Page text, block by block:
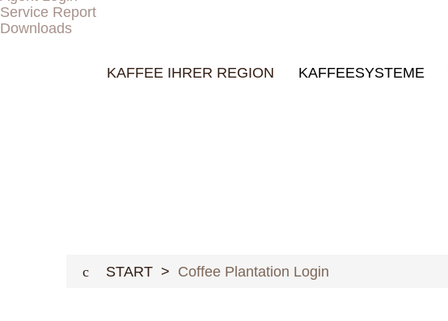
Service Report
Downloads
KAFFEE IHRER REGION KAFFEESYSTEME
START > Coffee Plantation Login